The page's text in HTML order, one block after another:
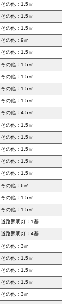
その他：1.5㎡
その他：1.5㎡
その他：1.5㎡
その他：9㎡
その他：1.5㎡
その他：1.5㎡
その他：1.5㎡
その他：1.5㎡
その他：1.5㎡
その他：4.5㎡
その他：1.5㎡
その他：1.5㎡
その他：1.5㎡
その他：1.5㎡
その他：1.5㎡
その他：6㎡
その他：1.5㎡
その他：1.5㎡
道路照明灯：1基
道路照明灯：4基
その他：3㎡
その他：1.5㎡
その他：1.5㎡
その他：1.5㎡
その他：3㎡